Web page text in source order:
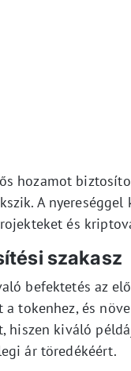
hozamot
A
és
szakasz
befektetés az
tokenhez, és
hiszen kiváló
ár töredékéért.